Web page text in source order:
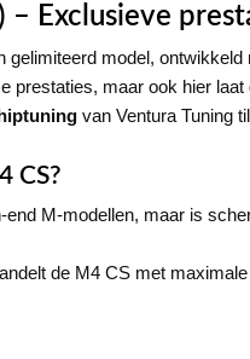
Exclusieve
model,
maar ook hier
van Ventura Tuning
CS?
M-modellen, maar is
de M4 CS met